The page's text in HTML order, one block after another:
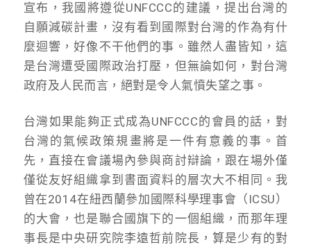
宣布，我國將遵從UNFCCC的建議，提出台灣的
自願減碳計畫，沒有看到國際對台灣的作為有什
麼迴響，好像不干他們的事。雖然人盡皆知，這
是台灣遭受國際政治打壓，但無論如何，對台灣
政府及人民而言，絕對是令人氣憤失望之事。
台灣如果能夠正式成為UNFCCC的會員的話，對
台灣的氣候政策規畫將是一件有意義的事。首
先，直接在會議場內參與商討辯論，跟在場外僅
僅從友好組織拿到書面資料的層次大不相同。我
曾在2014在紐西蘭參加國際科學理事會（ICSU）
的大會，也是聯合國旗下的一個組織，而那年理
事長是中央研究院李遠哲前院長，算是少有的對